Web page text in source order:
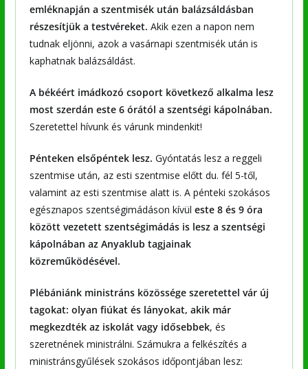
emléknapján a szentmisék után balázsáldásban
részesítjük a testvéreket. Akik ezen a napon nem
tudnak eljönni, azok a vasárnapi szentmisék után is
kaphatnak balázsáldást.
A békéért imádkozó csoport következő alkalma lesz
most szerdán este 6 órától a szentségi kápolnában.
Szeretettel hívunk és várunk mindenkit!
Pénteken elsőpéntek lesz. Gyóntatás lesz a reggeli
szentmise után, az esti szentmise előtt du. fél 5-től,
valamint az esti szentmise alatt is. A pénteki szokásos
egésznapos szentségimádáson kívül este 8 és 9 óra
között vezetett szentségimádás is lesz a szentségi
kápolnában az Anyaklub tagjainak
közreműködésével.
Plébániánk ministráns közössége szeretettel vár új
tagokat: olyan fiúkat és lányokat, akik már
megkezdték az iskolát vagy idősebbek, és
szeretnének ministrálni. Számukra a felkészítés a
ministránsgyűlések szokásos időpontjában lesz: